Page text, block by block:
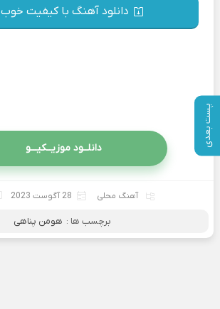
پست بعدی
دانلود آهنگ با کیفیت خوب 128
دانلــود موزیــکیـــو
آهنگ محلی 28 آگوست 2023
برچسب ها : هومن پناهی